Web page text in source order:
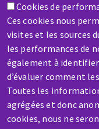
Cookies de
Ces cookies nous
visites et les sources
les performances de
également à
d’évaluer comment
Toutes les
agrégées et donc
cookies, nous ne
Une